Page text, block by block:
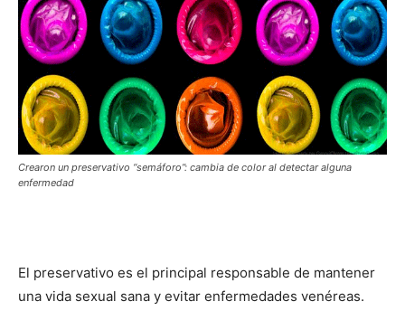
Crearon un preservativo “semáforo”: cambia de color al detectar alguna
enfermedad
El preservativo es el principal responsable de mantener
una vida sexual sana y evitar enfermedades venéreas.